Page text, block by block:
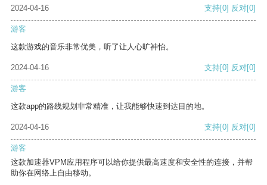
2024-04-16 支持[0] 反对[0]
游客
这款游戏的音乐非常优美，听了让人心旷神怡。
2024-04-16 支持[0] 反对[0]
游客
这款app的路线规划非常精准，让我能够快速到达目的地。
2024-04-16 支持[0] 反对[0]
游客
这款加速器VPM应用程序可以给你提供最高速度和安全性的连接，并帮
助你在网络上自由移动。